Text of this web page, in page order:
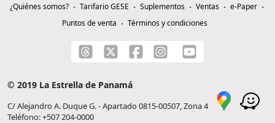
¿Quiénes somos? Tarifario GESE Suplementos Ventas
e-Paper
Puntos de venta
Términos y condiciones
© 2019 La Estrella de Panamá
C/ Alejandro A. Duque G. - Apartado 0815-00507, Zona 4
Teléfono: +507 204-0000